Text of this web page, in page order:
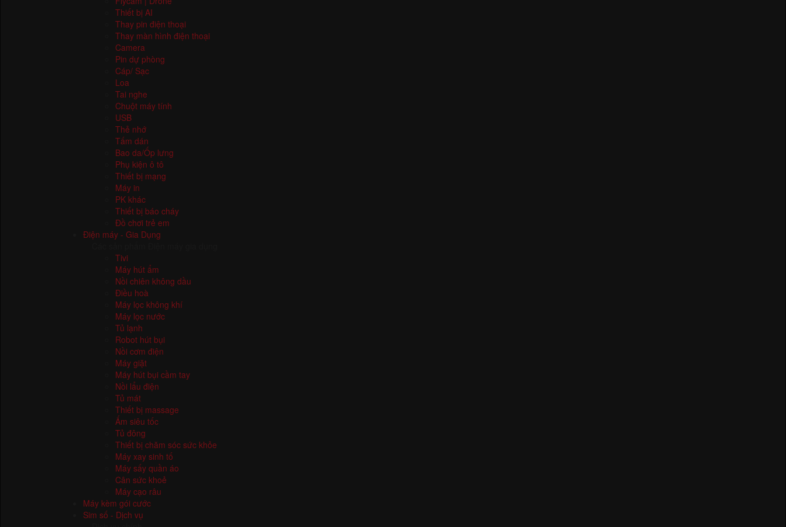
Các sản phẩm phụ kiện
Flycam | Drone
Thiết bị AI
Thay pin điện thoại
Thay màn hình điện thoại
Camera
Pin dự phòng
Cáp/ Sạc
Loa
Tai nghe
Chuột máy tính
USB
Thẻ nhớ
Tấm dán
Bao da/Ốp lưng
Phụ kiện ô tô
Thiết bị mạng
Máy in
PK khác
Thiết bị báo cháy
Đồ chơi trẻ em
Điện máy - Gia Dụng
Các sản phẩm Điện máy gia dụng
Tivi
Máy hút ẩm
Nồi chiên không dầu
Điều hoà
Máy lọc không khí
Máy lọc nước
Tủ lạnh
Robot hút bụi
Nồi cơm điện
Máy giặt
Máy hút bụi cầm tay
Nồi lẩu điện
Tủ mát
Thiết bị massage
Ấm siêu tốc
Tủ đông
Thiết bị chăm sóc sức khỏe
Máy xay sinh tố
Máy sấy quần áo
Cân sức khoẻ
Máy cạo râu
Máy kèm gói cước